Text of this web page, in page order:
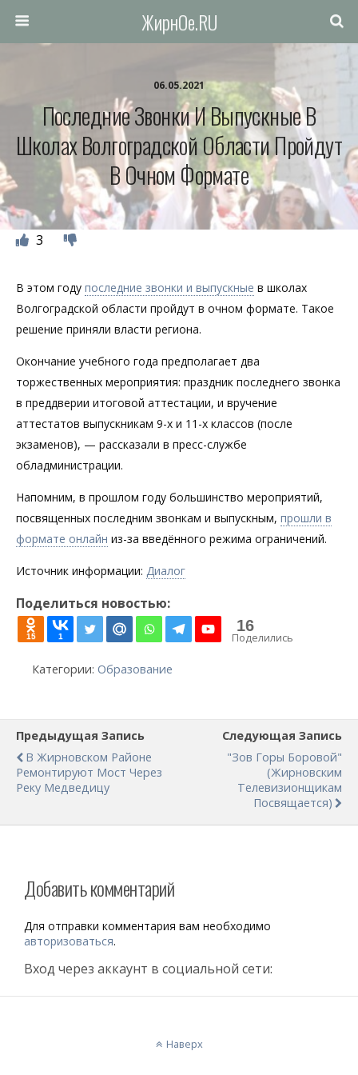
ЖирнОе.RU
06.05.2021
Последние Звонки И Выпускные В
Школах Волгоградской Области Пройдут
В Очном Формате
3
В этом году последние звонки и выпускные в школах
Волгоградской области пройдут в очном формате. Такое
решение приняли власти региона.
Окончание учебного года предполагает два
торжественных мероприятия: праздник последнего звонка
в преддверии итоговой аттестации, и вручение
аттестатов выпускникам 9-х и 11-х классов (после
экзаменов), — рассказали в пресс-службе
обладминистрации.
Напомним, в прошлом году большинство мероприятий,
посвященных последним звонкам и выпускным, прошли в
формате онлайн из-за введённого режима ограничений.
Источник информации: Диалог
Поделиться новостью:
15 1
16
Поделились
Категории: Образование
Предыдущая Запись
В Жирновском Районе
Ремонтируют Мост Через
Реку Медведицу
Следующая Запись
"Зов Горы Боровой"
(жирновским
Телевизионщикам
Посвящается)
Добавить комментарий
Для отправки комментария вам необходимо
авторизоваться.
Вход через аккаунт в социальной сети:
Наверх